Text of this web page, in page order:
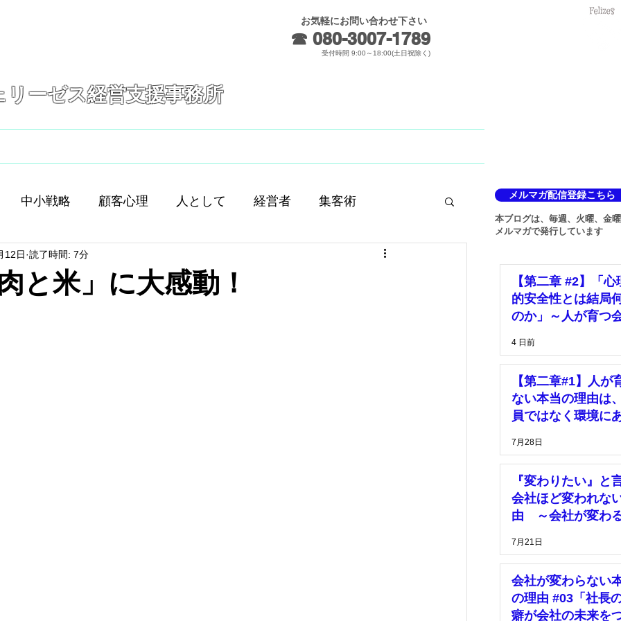
リーゼス経営支援事務所
お気軽にお問い合わせ下さい
☎ 080-3007-1789​
受付時間 9:00～18:00(土日祝除く)
中小戦略 顧客心理 人として 経営者 集客術
経営 人間
と米」に大感動！
12日 読了時間: 7分
メルマガ配信登録こちら
本ブログは、毎週、火曜、金
メルマガで発行しています
【第二章 #2】「心
的安全性とは結局
のか」～人が育つ
きる環境」がある
4 日前
【第二章#1】人が
ない本当の理由は
員ではなく環境に
7月28日
『変わりたい』と
会社ほど変われな
由 ～会社が変わ
った時～
7月21日
会社が変わらない
の理由 #03「社長
癖が会社の未来を